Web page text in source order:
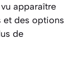
apparaître
et des options
de